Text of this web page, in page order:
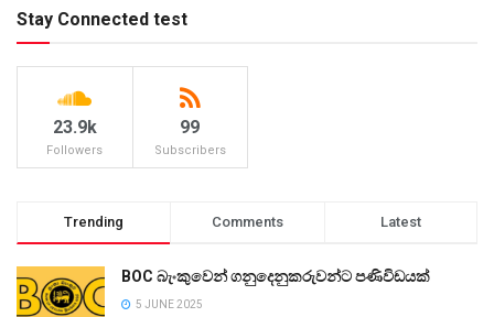
Stay Connected test
23.9k
Followers
99
Subscribers
Trending Comments Latest
BOC බැංකුවෙන් ගනුදෙනුකරුවන්ට පණිවිඩයක්
5 JUNE 2025